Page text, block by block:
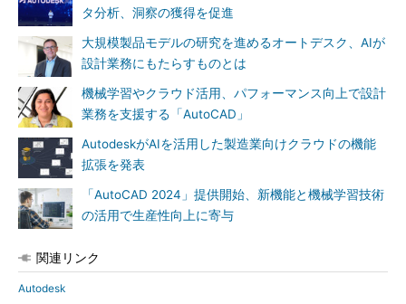
タ分析、洞察の獲得を促進
大規模製品モデルの研究を進めるオートデスク、AIが
設計業務にもたらすものとは
機械学習やクラウド活用、パフォーマンス向上で設計
業務を支援する「AutoCAD」
AutodeskがAIを活用した製造業向けクラウドの機能
拡張を発表
「AutoCAD 2024」提供開始、新機能と機械学習技術
の活用で生産性向上に寄与
関連リンク
Autodesk